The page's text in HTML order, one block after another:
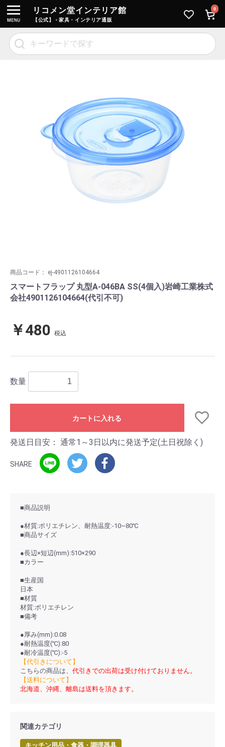
リコメン堂インテリア館
【公式】 - 家具・インテリア通販
0
商品コード： ej-4901126104664
スマートフラップ 丸型A-046BA SS(4個入)岩崎工業株式
会社4901126104664(代引不可)
￥480 税込
数量
カートに入れる
発送日目安： 通常1～3日以内に発送予定(土日祝除く)
SHARE
■商品説明
●材質:ポリエチレン、耐熱温度:-10~80℃
■商品サイズ
●長辺×短辺(mm):510×290
■カラー
■生産国
日本
■材質
材質:ポリエチレン
■備考
●厚み(mm):0.08
●耐熱温度(℃):80
●耐冷温度(℃):-5
【代引きについて】
こちらの商品は、 代引きでの出荷は受け付けておりません。
【送料について】
北海道、沖縄、離島は送料を頂きます。
関連カテゴリ
キッチン用品・食器・調理器具